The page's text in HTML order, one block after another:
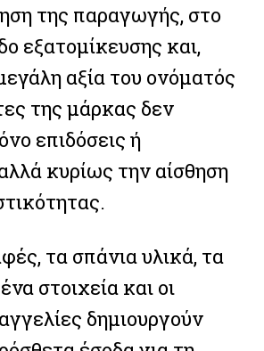
της παραγωγής, στο
εξατομίκευσης και,
αξία του ονόματός
της μάρκας δεν
επιδόσεις ή
κυρίως την αίσθηση
τα σπάνια υλικά, τα
στοιχεία και οι
δημιουργούν